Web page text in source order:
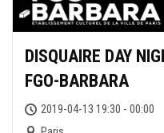
DISQUAIRE DAY
FGO-BARBARA
2019-04-13 19:30 - 00:00